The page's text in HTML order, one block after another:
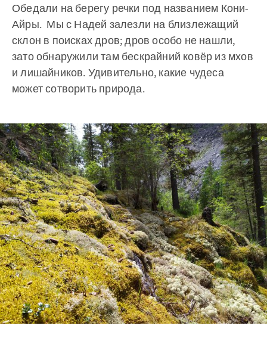
Обедали на берегу речки под названием Кони-
Айры. Мы с Надей залезли на близлежащий
склон в поисках дров; дров особо не нашли,
зато обнаружили там бескрайний ковёр из мхов
и лишайников. Удивительно, какие чудеса
может сотворить природа.